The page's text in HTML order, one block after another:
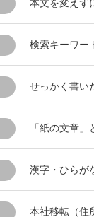
本文を変えず
検索キーワー
せっかく書い
「紙の文章
漢字・ひらが
本社移転（住